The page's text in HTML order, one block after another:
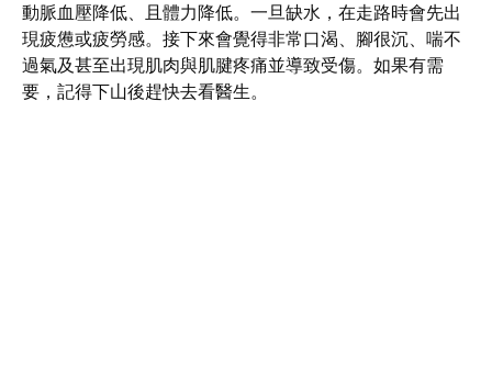
動脈血壓降低、且體力降低。一旦缺水，在走路時會先出
現疲憊或疲勞感。接下來會覺得非常口渴、腳很沉、喘不
過氣及甚至出現肌肉與肌腱疼痛並導致受傷。如果有需
要，記得下山後趕快去看醫生。